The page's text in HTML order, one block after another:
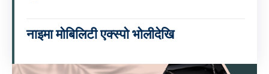
नाइमा मोबिलिटी एक्स्पो भोलीदेखि